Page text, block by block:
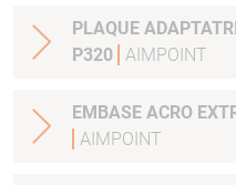
PLAQUE
P320 AIMPOINT
EMBASE ACRO
AIMPOINT